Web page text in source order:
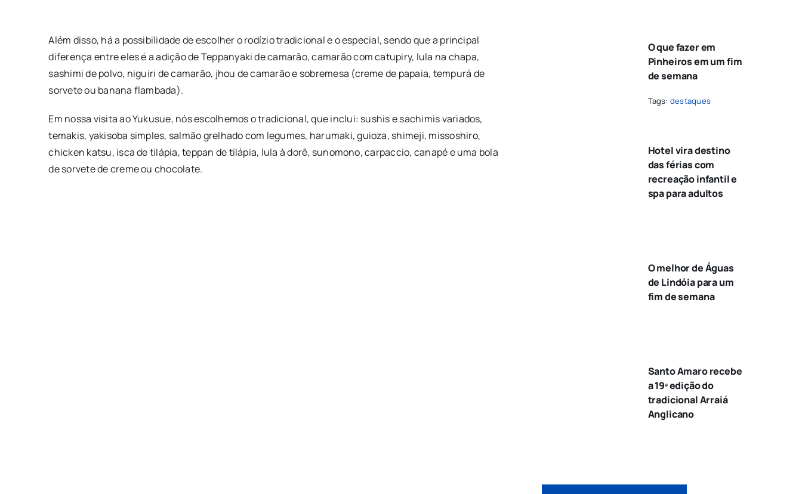
Além disso, há a possibilidade de escolher o rodízio tradicional e o especial, sendo que a principal
diferença entre eles é a adição de Teppanyaki de camarão, camarão com catupiry, lula na chapa,
sashimi de polvo, niguiri de camarão, jhou de camarão e sobremesa (creme de papaia, tempurá de
sorvete ou banana flambada).
Em nossa visita ao Yukusue, nós escolhemos o tradicional, que inclui: sushis e sachimis variados,
temakis, yakisoba simples, salmão grelhado com legumes, harumaki, guioza, shimeji, missoshiro,
chicken katsu, isca de tilápia, teppan de tilápia, lula à dorê, sunomono, carpaccio, canapé e uma bola
de sorvete de creme ou chocolate.
O que fazer em
Pinheiros em um fim
de semana
Tags: destaques
Hotel vira destino
das férias com
recreação infantil e
spa para adultos
O melhor de Águas
de Lindóia para um
fim de semana
Santo Amaro recebe
a 19ª edição do
tradicional Arraiá
Anglicano